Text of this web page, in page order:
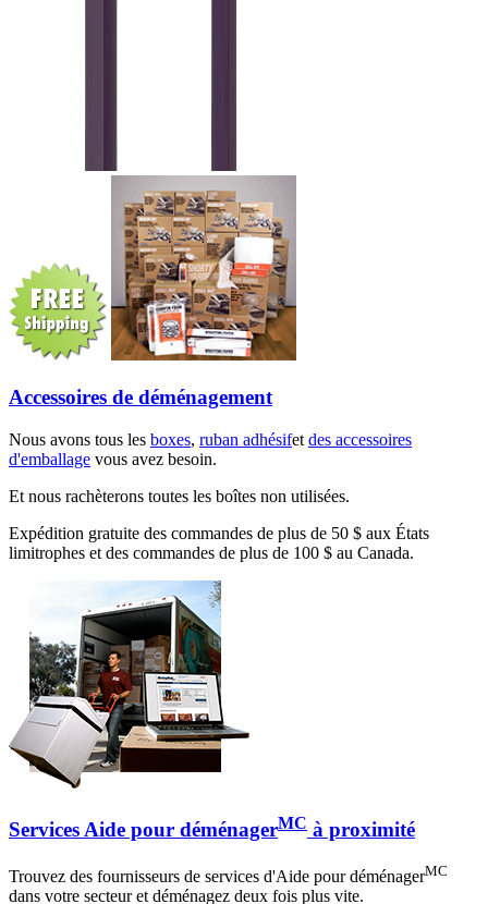
Accessoires de déménagement
Nous avons tous les boxes, ruban adhésifet des accessoires
d'emballage vous avez besoin.
Et nous rachèterons toutes les boîtes non utilisées.
Expédition gratuite des commandes de plus de 50 $ aux États
limitrophes et des commandes de plus de 100 $ au Canada.
Services Aide pour déménagerMC à proximité
Trouvez des fournisseurs de services d'Aide pour déménagerMC
dans votre secteur et déménagez deux fois plus vite.